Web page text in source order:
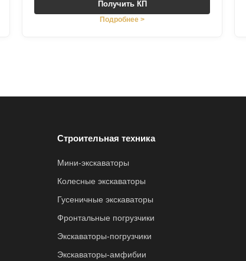
Получить КП
Подробнее >
Строительная техника
Мини-экскаваторы
Колесные экскаваторы
Гусеничные экскаваторы
Фронтальные погрузчики
Экскаваторы-погрузчики
Экскаваторы-амфибии